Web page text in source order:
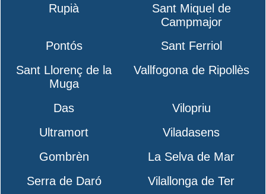
Rupià
Sant Miquel de
Campmajor
Pontós
Sant Ferriol
Sant Llorenç de la
Muga
Vallfogona de Ripollès
Das
Vilopriu
Ultramort
Viladasens
Gombrèn
La Selva de Mar
Serra de Daró
Vilallonga de Ter